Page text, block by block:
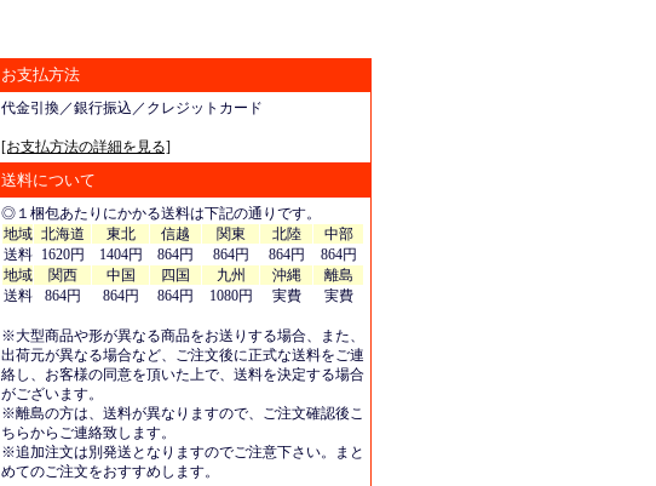
お支払方法
代金引換／銀行振込／クレジットカード
[お支払方法の詳細を見る]
送料について
◎１梱包あたりにかかる送料は下記の通りです。
地域 北海道 東北 信越 関東 北陸
中部
送料
1620円 1404円 864円 864円 864円
864円
地域
関西 中国 四国 九州 沖縄
離島
送料
864円 864円 864円 1080円 実費 実費
※大型商品や形が異なる商品をお送りする場合、また、
出荷元が異なる場合など、ご注文後に正式な送料をご連
絡し、お客様の同意を頂いた上で、送料を決定する場合
がございます。
※離島の方は、送料が異なりますので、ご注文確認後こ
ちらからご連絡致します。
※追加注文は別発送となりますのでご注意下さい。まと
めてのご注文をおすすめします。